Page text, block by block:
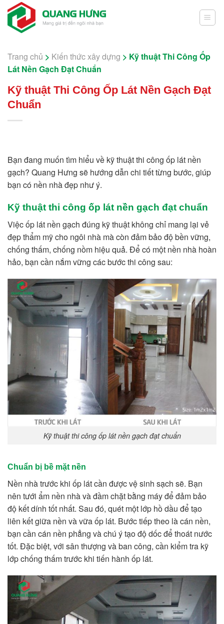
Skip
content
Trang chủ > Kiến thức xây dựng > Kỹ thuật Thi Công Ốp
Lát Nền Gạch Đạt Chuẩn
Kỹ thuật Thi Công Ốp Lát Nền Gạch Đạt
Chuẩn
Bạn đang muốn tìm hiểu về kỹ thuật thi công ốp lát nền
gạch? Quang Hưng sẽ hướng dẫn chi tiết từng bước, giúp
bạn có nền nhà đẹp như ý.
Kỹ thuật thi công ốp lát nền gạch đạt chuẩn
Việc ốp lát nền gạch đúng kỹ thuật không chỉ mang lại vẻ
đẹp thẩm mỹ cho ngôi nhà mà còn đảm bảo độ bền vững,
chống thấm, chống nồm hiệu quả. Để có một nền nhà hoàn
hảo, bạn cần nắm vững các bước thi công sau:
Kỹ thuật thi công ốp lát nền gạch đạt chuẩn
Chuẩn bị bề mặt nền
Nền nhà trước khi ốp lát cần được vệ sinh sạch sẽ. Bạn
nên tưới ẩm nền nhà và đầm chặt bằng máy để đảm bảo
độ kết dính tốt nhất. Sau đó, quét một lớp hồ dầu để tạo
liên kết giữa nền và vữa ốp lát. Bước tiếp theo là cán nền,
bạn cần cán nền phẳng và chú ý tạo độ dốc để thoát nước
tốt. Đặc biệt, với sân thượng và ban công, cần kiểm tra kỹ
lớp chống thấm trước khi tiến hành ốp lát.